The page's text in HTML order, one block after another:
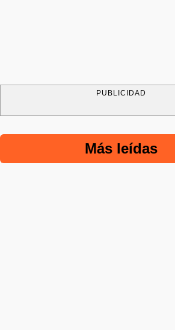
PUBLICIDAD
Más leídas